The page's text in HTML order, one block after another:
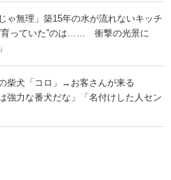
ゃ無理」築15年の水が流れないキッチ
育っていた”のは…… 衝撃の光景に
柴犬「コロ」→お客さんが来る
力な番犬だな」「名付けした人セン